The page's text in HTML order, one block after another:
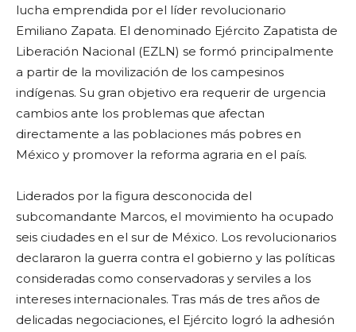
lucha emprendida por el líder revolucionario
Emiliano Zapata. El denominado Ejército Zapatista de
Liberación Nacional (EZLN) se formó principalmente
a partir de la movilización de los campesinos
indígenas. Su gran objetivo era requerir de urgencia
cambios ante los problemas que afectan
directamente a las poblaciones más pobres en
México y promover la reforma agraria en el país.
Liderados por la figura desconocida del
subcomandante Marcos, el movimiento ha ocupado
seis ciudades en el sur de México. Los revolucionarios
declararon la guerra contra el gobierno y las políticas
consideradas como conservadoras y serviles a los
intereses internacionales. Tras más de tres años de
delicadas negociaciones, el Ejército logró la adhesión